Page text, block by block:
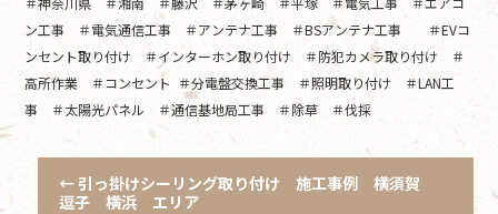
ン工事 ＃電気通信工事 ＃アンテナ工事 ＃BSアンテナ工事 ＃EVコ
ンセント取り付け ＃インターホン取り付け ＃防犯カメラ取り付け ＃
高所作業 ＃コンセント ＃分電盤交換工事 ＃照明取り付け ＃LAN工
事 ＃太陽光パネル ＃通信基地局工事 ＃除草 ＃伐採
← 引っ掛けシーリング取り付け 施工事例 横須賀
逗子 横浜 エリア